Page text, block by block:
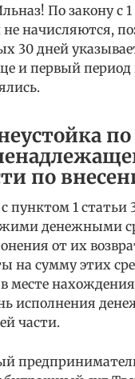
По закону с
начисляются,
30 дней
и первый
по
пунктом 1
денежными
от их
на сумму этих
месте
исполнения
части.